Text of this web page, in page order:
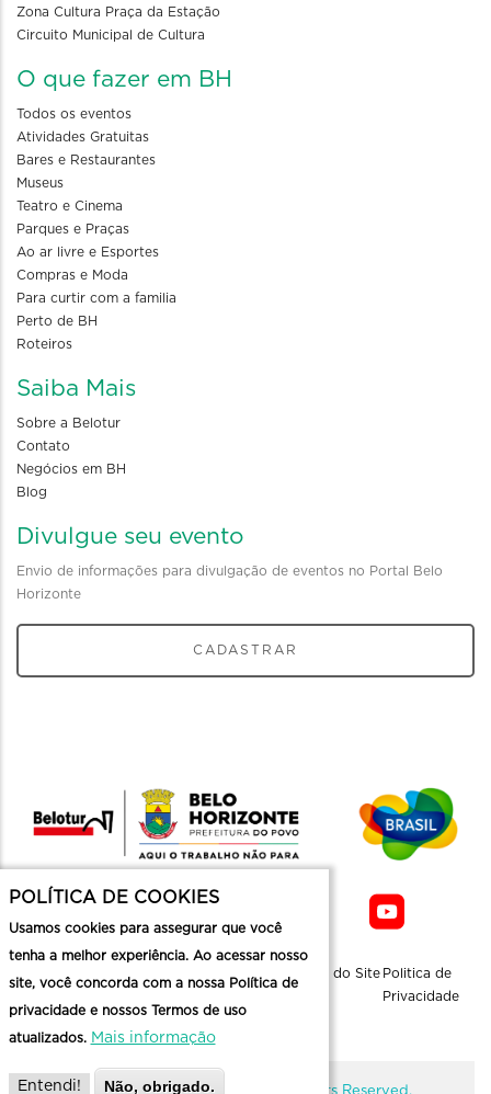
Zona Cultura Praça da Estação
Circuito Municipal de Cultura
O que fazer em BH
Todos os eventos
Atividades Gratuitas
Bares e Restaurantes
Museus
Teatro e Cinema
Parques e Praças
Ao ar livre e Esportes
Compras e Moda
Para curtir com a familia
Perto de BH
Roteiros
Saiba Mais
Sobre a Belotur
Contato
Negócios em BH
Blog
Divulgue seu evento
Envio de informações para divulgação de eventos no Portal Belo
Horizonte
CADASTRAR
Mapa do Site Politica de
Privacidade
@ Copyright Belotur 2026. All Rights Reserved.
POLÍTICA DE COOKIES
Usamos cookies para assegurar que você
tenha a melhor experiência. Ao acessar nosso
site, você concorda com a nossa Política de
privacidade e nossos Termos de uso
atualizados. Mais informação
Entendi! Não, obrigado.